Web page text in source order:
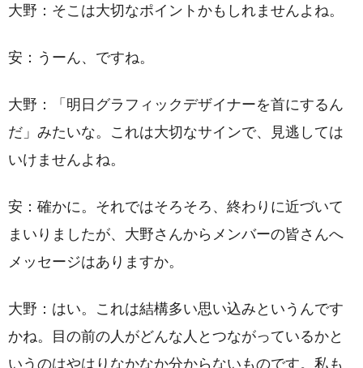
大野：そこは大切なポイントかもしれませんよね。
安：うーん、ですね。
大野：「明日グラフィックデザイナーを首にするん
だ」みたいな。これは大切なサインで、見逃しては
いけませんよね。
安：確かに。それではそろそろ、終わりに近づいて
まいりましたが、大野さんからメンバーの皆さんへ
メッセージはありますか。
大野：はい。これは結構多い思い込みというんです
かね。目の前の人がどんな人とつながっているかと
いうのはやはりなかなか分からないものです。私も